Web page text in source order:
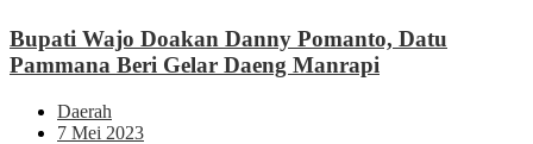
Bupati Wajo Doakan Danny Pomanto, Datu
Pammana Beri Gelar Daeng Manrapi
Daerah
7 Mei 2023